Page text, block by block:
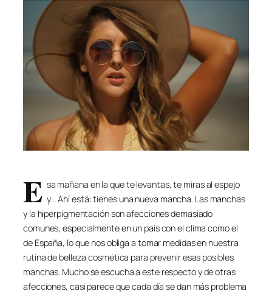
E sa mañana en la que te levantas, te miras al espejo
y… Ahí está: tienes una nueva mancha. Las manchas
y la hiperpigmentación son afecciones demasiado
comunes, especialmente en un país con el clima como el
de España, lo que nos obliga a tomar medidas en nuestra
rutina de belleza cosmética para prevenir esas posibles
manchas. Mucho se escucha a este respecto y de otras
afecciones, casi parece que cada día se dan más problema